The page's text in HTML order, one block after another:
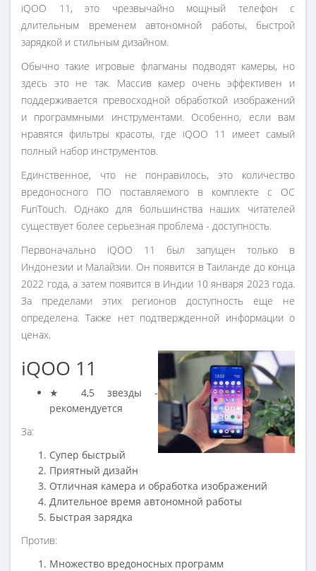
iQOO 11, это чрезвычайно мощный телефон с
длительным временем автономной работы, быстрой
зарядкой и стильным дизайном.
Обычно такие игровые флагманы подводят камеры, но
здесь это не так. Массив камер очень эффективен и
поддерживается превосходной обработкой изображений
и программными инструментами. Особенно, если вам
нравятся фильтры красоты, где iQOO 11 имеет самый
полный набор инструментов.
Единственное, что не понравилось, это количество
вредоносного ПО поставляемого в комплекте с ОС
FunTouch. Однако для большинства наших читателей
существует более серьезная проблема - доступность.
Первоначально iQOO 11 был запущен только в
Индонезии и Малайзии. Он появится в Таиланде до конца
2022 года, а затем появится в Индии 10 января 2023 года.
За пределами этих регионов доступность еще не
определена. Также нет подтвержденной информации о
ценах.
iQOO 11
★ 4,5 звезды -
рекомендуется
За:
Супер быстрый
Приятный дизайн
Отличная камера и обработка изображений
Длительное время автономной работы
Быстрая зарядка
Против:
Множество вредоносных программ